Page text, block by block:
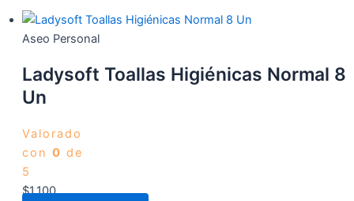
Aseo Personal
Ladysoft Toallas Higiénicas Normal 8
Un
Valorado
con 0 de
5
$1.100